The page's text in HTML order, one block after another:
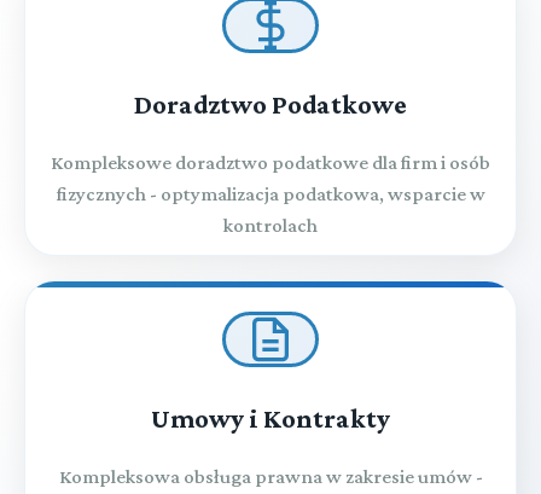
Doradztwo Podatkowe
Kompleksowe doradztwo podatkowe dla firm i osób
fizycznych - optymalizacja podatkowa, wsparcie w
kontrolach
Umowy i Kontrakty
Kompleksowa obsługa prawna w zakresie umów -